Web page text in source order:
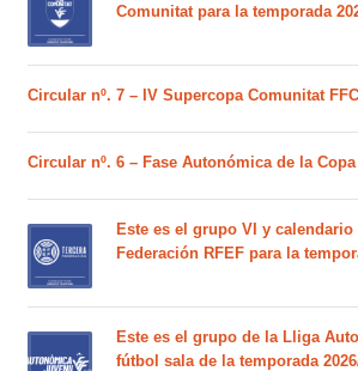
Comunitat para la temporada
Circular nº. 7 – IV Supercopa Comunitat
Circular nº. 6 – Fase Autonómica de la
Este es el grupo VI y calendario
Federación RFEF para la
Este es el grupo de la Lliga
fútbol sala de la temporada